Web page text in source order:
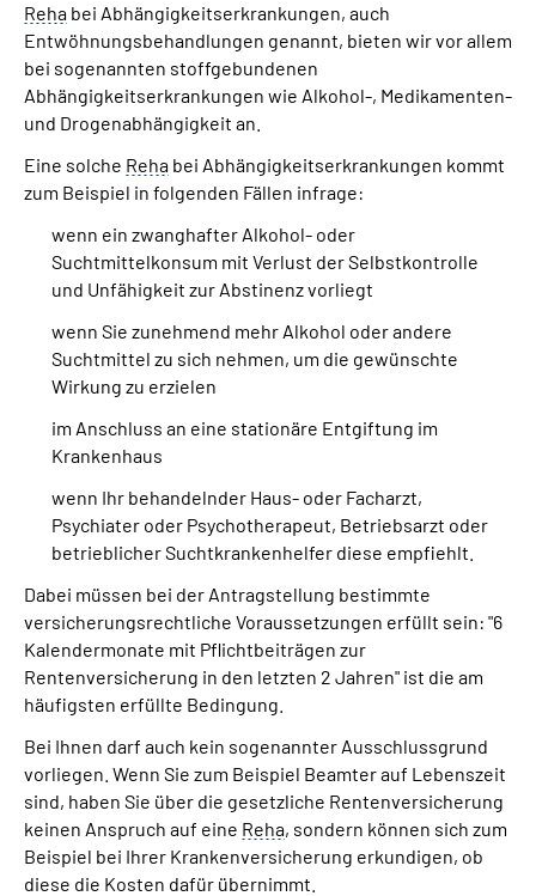
Reha bei Abhängigkeitserkrankungen, auch
Entwöhnungsbehandlungen genannt, bieten wir vor allem
bei sogenannten stoffgebundenen
Abhängigkeitserkrankungen wie Alkohol-, Medikamenten-
und Drogenabhängigkeit an.
Eine solche Reha bei Abhängigkeitserkrankungen kommt
zum Beispiel in folgenden Fällen infrage:
wenn ein zwanghafter Alkohol- oder
Suchtmittelkonsum mit Verlust der Selbstkontrolle
und Unfähigkeit zur Abstinenz vorliegt
wenn Sie zunehmend mehr Alkohol oder andere
Suchtmittel zu sich nehmen, um die gewünschte
Wirkung zu erzielen
im Anschluss an eine stationäre Entgiftung im
Krankenhaus
wenn Ihr behandelnder Haus- oder Facharzt,
Psychiater oder Psychotherapeut, Betriebsarzt oder
betrieblicher Suchtkrankenhelfer diese empfiehlt.
Dabei müssen bei der Antragstellung bestimmte
versicherungsrechtliche Voraussetzungen erfüllt sein: "6
Kalendermonate mit Pflichtbeiträgen zur
Rentenversicherung in den letzten 2 Jahren" ist die am
häufigsten erfüllte Bedingung.
Bei Ihnen darf auch kein sogenannter Ausschlussgrund
vorliegen. Wenn Sie zum Beispiel Beamter auf Lebenszeit
sind, haben Sie über die gesetzliche Rentenversicherung
keinen Anspruch auf eine Reha, sondern können sich zum
Beispiel bei Ihrer Krankenversicherung erkundigen, ob
diese die Kosten dafür übernimmt.